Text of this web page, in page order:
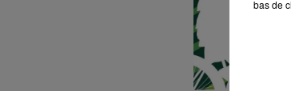
bas de